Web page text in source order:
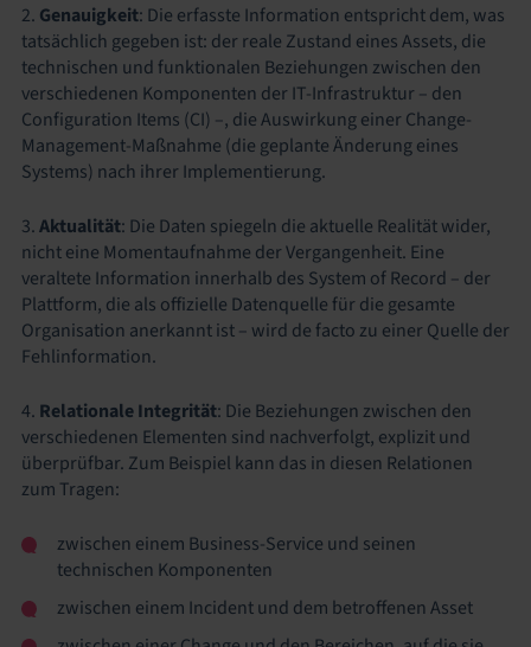
2. Genauigkeit: Die erfasste Information entspricht dem, was
tatsächlich gegeben ist: der reale Zustand eines Assets, die
technischen und funktionalen Beziehungen zwischen den
verschiedenen Komponenten der IT-Infrastruktur – den
Configuration Items (CI) –, die Auswirkung einer Change-
Management-Maßnahme (die geplante Änderung eines
Systems) nach ihrer Implementierung.
3.Aktualität: Die Daten spiegeln die aktuelle Realität wider,
nicht eine Momentaufnahme der Vergangenheit. Eine
veraltete Information innerhalb des System of Record – der
Plattform, die als offizielle Datenquelle für die gesamte
Organisation anerkannt ist – wird de facto zu einer Quelle der
Fehlinformation.
4. Relationale Integrität: Die Beziehungen zwischen den
verschiedenen Elementen sind nachverfolgt, explizit und
überprüfbar. Zum Beispiel kann das in diesen Relationen
zum Tragen:
zwischen einem Business-Service und seinen
technischen Komponenten
zwischen einem Incident und dem betroffenen Asset